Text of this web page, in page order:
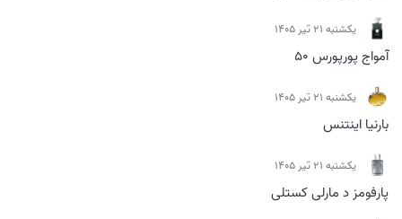
يكشنبه 21 تیر 1405
آمواج پورپورس 50
يكشنبه 21 تیر 1405
بارنیا اینتنس
يكشنبه 21 تیر 1405
پارفومز د مارلی کستلی